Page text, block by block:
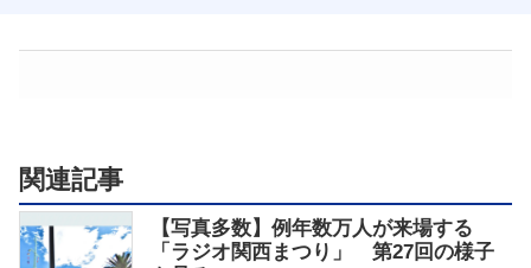
関連記事
【写真多数】例年数万人が来場する
「ラジオ関西まつり」 第27回の様子